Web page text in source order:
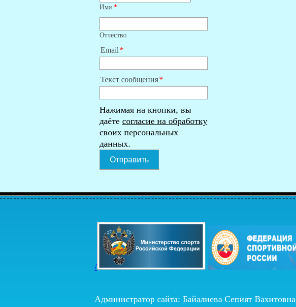
Имя *
Отчество
Email
Текст сообщения
Нажимая на кнопки, вы
даёте согласие на обработку
своих персональных
данных.
Отправить
/
Администратор сайта: Байалиева Сепият Вахитовна